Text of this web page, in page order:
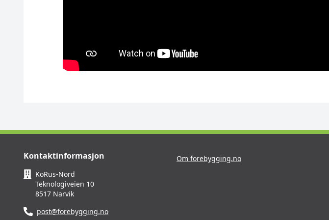
Kontaktinformasjon
KoRus-Nord
Teknologiveien 10
8517 Narvik
post@forebygging.no
Om forebygging.no